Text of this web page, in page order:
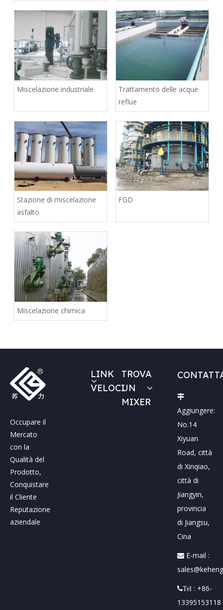
Miscelazione industriale
Trattamento delle acque
reflue
Stazione di miscelazione
asfalto
FGD
Miscelazione chimica
Occupare il
Mercato
con la
Qualità del
Prodotto,
Conquistare
il Cliente
Reputazione
aziendale
LINK
VELOCI
TROVA
UN
MIXER

Aggiungere:
No.14
Xiyuan
Road, città
di Xinqiao,
città di
Jiangyin,
provincia
di Jiangsu,
Cina
 E-mail :
Tel : +86-
13395153118